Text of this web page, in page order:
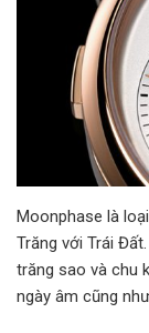
Moonphase là
Trăng với Trái
trăng sao và chu
ngày âm cũng